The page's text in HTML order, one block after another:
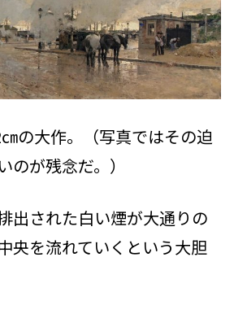
の大作。（写真ではその迫
のが残念だ。）
出された白い煙が大通りの
央を流れていくという大胆